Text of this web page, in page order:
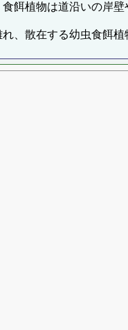
餌植物は道沿いの岸
、散在する幼虫食餌植